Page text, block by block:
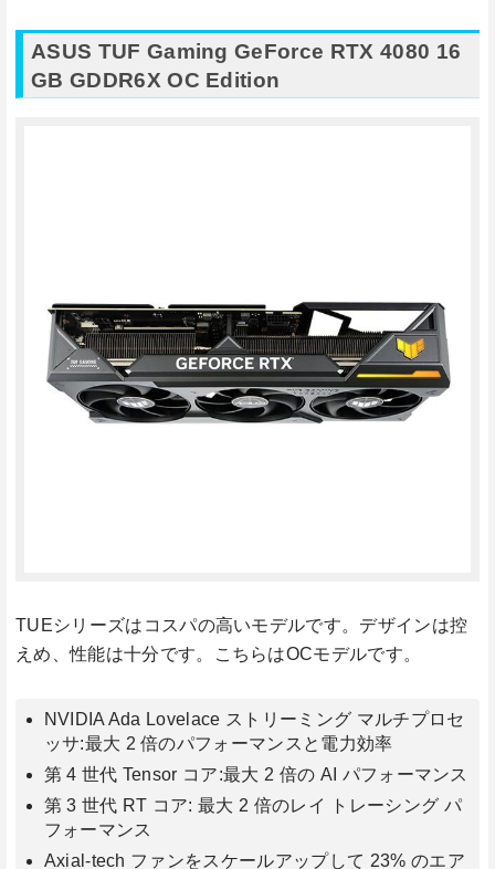
ASUS TUF Gaming GeForce RTX 4080 16
GB GDDR6X OC Edition
TUEシリーズはコスパの高いモデルです。デザインは控
えめ、性能は十分です。こちらはOCモデルです。
NVIDIA Ada Lovelace ストリーミング マルチプロセ
ッサ:最大 2 倍のパフォーマンスと電力効率
第 4 世代 Tensor コア:最大 2 倍の AI パフォーマンス
第 3 世代 RT コア: 最大 2 倍のレイ トレーシング パ
フォーマンス
Axial-tech ファンをスケールアップして 23% のエア